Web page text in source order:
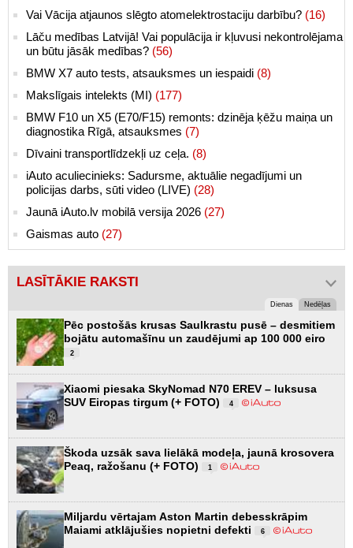
Vai Vācija atjaunos slēgto atomelektrostaciju darbību? (16)
Lāču medības Latvijā! Vai populācija ir kļuvusi nekontrolējama
un būtu jāsāk medības? (56)
BMW X7 auto tests, atsauksmes un iespaidi (8)
Makslīgais intelekts (MI) (177)
BMW F10 un X5 (E70/F15) remonts: dzinēja ķēžu maiņa un
diagnostika Rīgā, atsauksmes (7)
Dīvaini transportlīdzekļi uz ceļa. (8)
iAuto aculiecinieks: Sadursme, aktuālie negadījumi un
policijas darbs, sūti video (LIVE) (28)
Jaunā iAuto.lv mobilā versija 2026 (27)
Gaismas auto (27)
LASĪTĀKIE RAKSTI
Dienas Nedēļas
Pēc postošās krusas Saulkrastu pusē – desmitiem
bojātu automašīnu un zaudējumi ap 100 000 eiro
2
Xiaomi piesaka SkyNomad N70 EREV – luksusa
SUV Eiropas tirgum (+ FOTO)
4
Škoda uzsāk sava lielākā modeļa, jaunā krosovera
Peaq, ražošanu (+ FOTO)
1
Miljardu vērtajam Aston Martin debesskrāpim
Maiami atklājušies nopietni defekti
6